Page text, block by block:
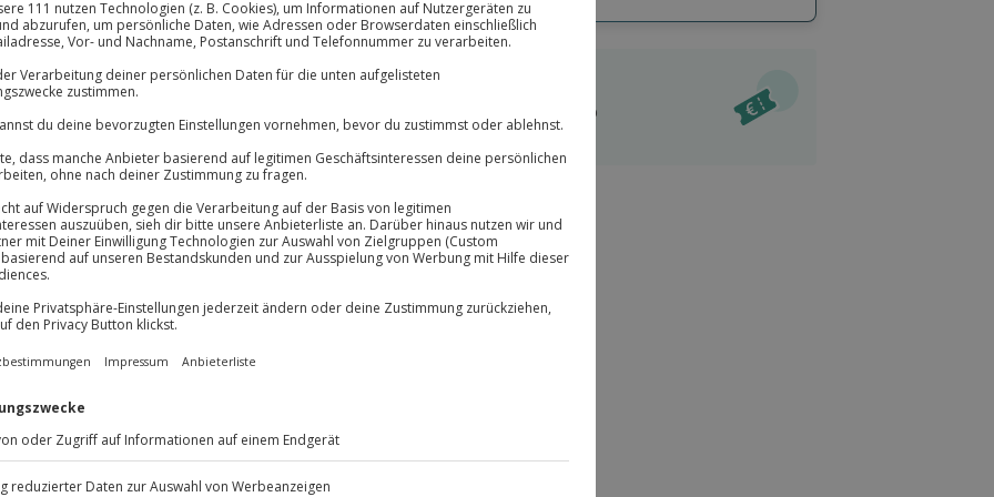
Große Auswahl
Über 9.000 Erlebnisse.
Volle Flexibilität
Maximale Sicherheit
-15%* Club Deal verfügbar
Direktabzug im Warenkorb
Melde dich hier an
übertragbar.Details
braucht ihr jetzt? Dann ab
Hier fühlt ihr euch im
macht euch gleich auf in die
Pfälzer Wald und wandert
entfernt steht mit dem
der Welt. Lasst euch am
Spezialität des Pfälzer Tellers
Am nächsten Morgen